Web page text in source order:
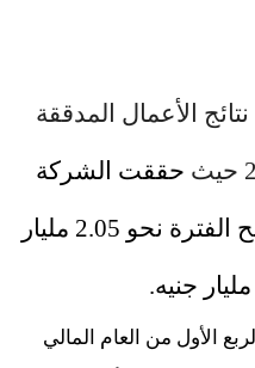
الأعمال المدققة
حققت الشركة
إيرادات نشاط بقيمه 4.33 مليار جنيه وبلغ مجمل ربح الفترة نحو 2.05 مليار
الأول من العام المالي